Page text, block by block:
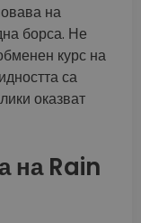
на
борса. Не
курс на
са
оказват
на Rain